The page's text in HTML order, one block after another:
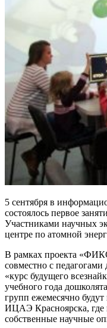
5 сентября в
состоялось первое
Участниками научных
центре по атомной
В рамках проекта
совместно с педагогами
«курс будущего
учебного года
групп ежемесячно
ИЦАЭ Красноярска, где
собственные научные